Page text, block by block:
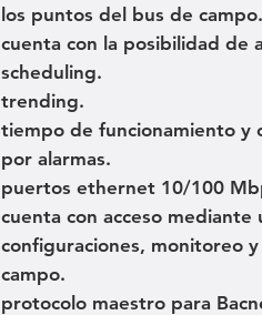
los puntos del bus de campo.
cuenta con la posibilidad de
scheduling.
trending.
tiempo de funcionamiento y
por alarmas.
puertos ethernet 10/100
cuenta con acceso
configuraciones, monitoreo
campo.
protocolo maestro para